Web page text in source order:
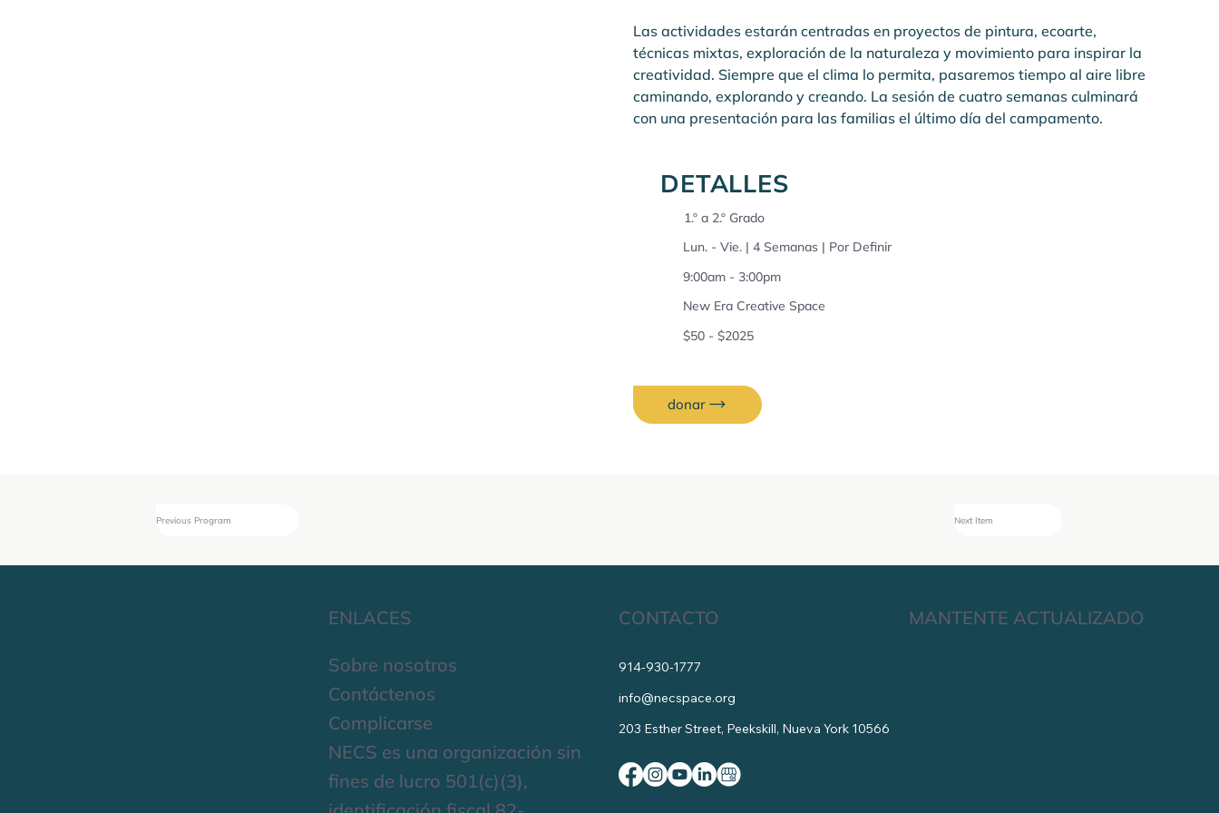
Las actividades estarán centradas en proyectos de pintura, ecoarte,
técnicas mixtas, exploración de la naturaleza y movimiento para inspirar la
creatividad. Siempre que el clima lo permita, pasaremos tiempo al aire libre
caminando, explorando y creando. La sesión de cuatro semanas culminará
con una presentación para las familias el último día del campamento.
DETALLES
1.º a 2.º Grado
Lun. - Vie. | 4 Semanas | Por Definir
9:00am - 3:00pm
New Era Creative Space
$50 - $2025
donar
Previous Program Next Item
ENLACES
Sobre nosotros
Contáctenos
Complicarse
NECS es una organización sin
fines de lucro 501(c)(3),
CONTACTO
914-930-1777
info@necspace.org
203 Esther Street, Peekskill, Nueva York 10566
MANTENTE ACTUALIZADO